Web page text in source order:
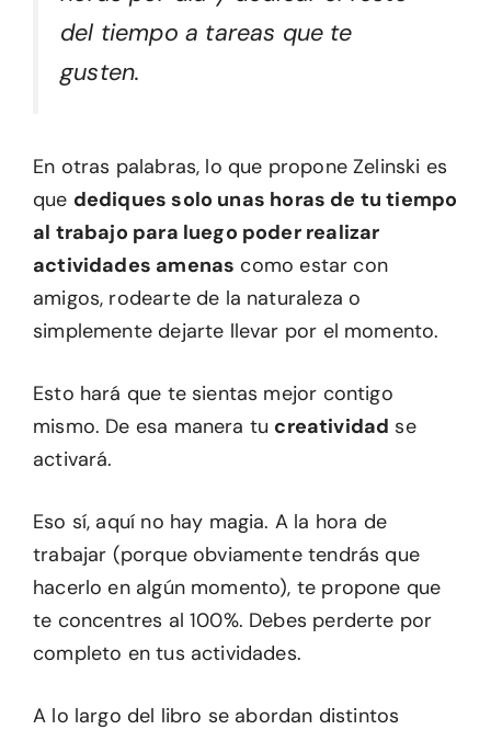
del tiempo a tareas que te
gusten.
En otras palabras, lo que propone Zelinski es
que dediques solo unas horas de tu tiempo
al trabajo para luego poder realizar
actividades amenas como estar con
amigos, rodearte de la naturaleza o
simplemente dejarte llevar por el momento.
Esto hará que te sientas mejor contigo
mismo. De esa manera tu creatividad se
activará.
Eso sí, aquí no hay magia. A la hora de
trabajar (porque obviamente tendrás que
hacerlo en algún momento), te propone que
te concentres al 100%. Debes perderte por
completo en tus actividades.
A lo largo del libro se abordan distintos